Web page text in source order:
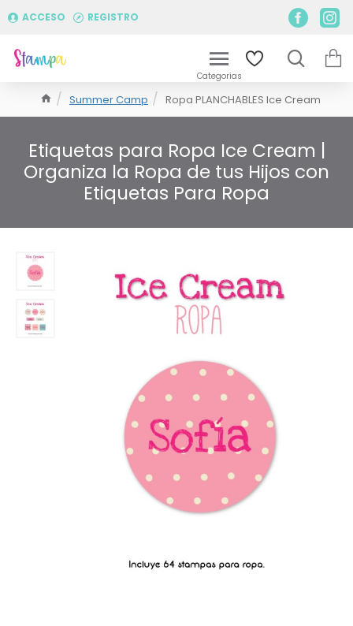
ACCESO REGISTRO
Summer Camp Ropa PLANCHABLES Ice Cream
Etiquetas para Ropa Ice Cream |
Organiza la Ropa de tus Hijos con
Etiquetas Para Ropa